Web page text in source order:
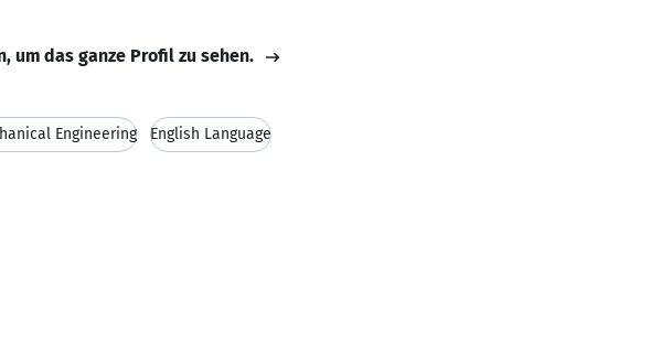
um das ganze Profil zu sehen.
Engineering English Language